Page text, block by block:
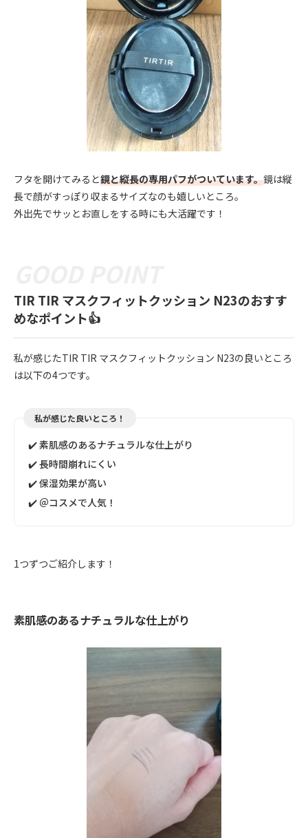
フタを開けてみると鏡と縦長の専用パフがついています。鏡は縦
長で顔がすっぽり収まるサイズなのも嬉しいところ。
外出先でサッとお直しをする時にも大活躍です！
TIR TIR マスクフィットクッション N23のおすす
めなポイント👍
私が感じたTIR TIR マスクフィットクッション N23の良いところ
は以下の4つです。
私が感じた良いところ！
✔️ 素肌感のあるナチュラルな仕上がり
✔️ 長時間崩れにくい
✔️ 保湿効果が高い
✔️ ＠コスメで人気！
1つずつご紹介します！
素肌感のあるナチュラルな仕上がり